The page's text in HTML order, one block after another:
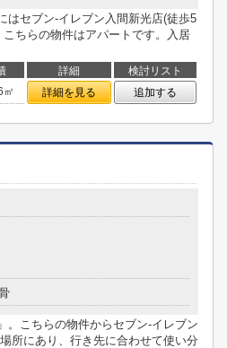
はセブン-イレブン入間新光店(徒歩5
ちらの物件はアパートです。入居
詳細
検討リスト
㎡ 詳細を見る 追加する
。こちらの物件からセブン-イレブン
所にあり、行き先に合わせて使い分